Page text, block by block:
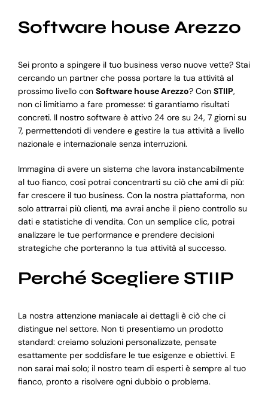
Software house Arezzo
Sei pronto a spingere il tuo business verso nuove vette? Stai
cercando un partner che possa portare la tua attività al
prossimo livello con Software house Arezzo? Con STIIP,
non ci limitiamo a fare promesse: ti garantiamo risultati
concreti. Il nostro software è attivo 24 ore su 24, 7 giorni su
7, permettendoti di vendere e gestire la tua attività a livello
nazionale e internazionale senza interruzioni.
Immagina di avere un sistema che lavora instancabilmente
al tuo fianco, così potrai concentrarti su ciò che ami di più:
far crescere il tuo business. Con la nostra piattaforma, non
solo attrarrai più clienti, ma avrai anche il pieno controllo su
dati e statistiche di vendita. Con un semplice clic, potrai
analizzare le tue performance e prendere decisioni
strategiche che porteranno la tua attività al successo.
Perché Scegliere STIIP
La nostra attenzione maniacale ai dettagli è ciò che ci
distingue nel settore. Non ti presentiamo un prodotto
standard: creiamo soluzioni personalizzate, pensate
esattamente per soddisfare le tue esigenze e obiettivi. E
non sarai mai solo; il nostro team di esperti è sempre al tuo
fianco, pronto a risolvere ogni dubbio o problema.